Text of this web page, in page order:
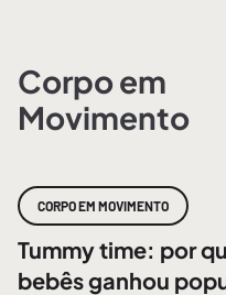
Corpo em
Movimento
CORPO EM MOVIMENTO
Tummy time: por
bebês ganhou